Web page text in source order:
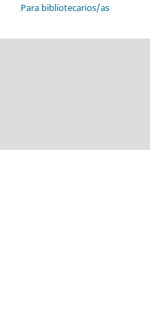
Para bibliotecarios/as